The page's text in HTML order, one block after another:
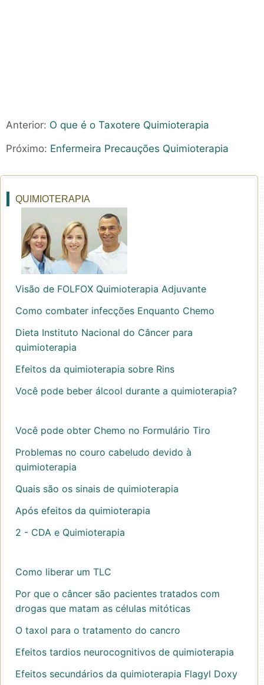
Anterior: O que é o Taxotere Quimioterapia
Próximo: Enfermeira Precauções Quimioterapia
QUIMIOTERAPIA
Visão de FOLFOX Quimioterapia Adjuvante
Como combater infecções Enquanto Chemo
Dieta Instituto Nacional do Câncer para
quimioterapia
Efeitos da quimioterapia sobre Rins
Você pode beber álcool durante a quimioterapia?
Você pode obter Chemo no Formulário Tiro
Problemas no couro cabeludo devido à
quimioterapia
Quais são os sinais de quimioterapia
Após efeitos da quimioterapia
2 - CDA e Quimioterapia
Como liberar um TLC
Por que o câncer são pacientes tratados com
drogas que matam as células mitóticas
O taxol para o tratamento do cancro
Efeitos tardios neurocognitivos de quimioterapia
Efeitos secundários da quimioterapia Flagyl Doxy